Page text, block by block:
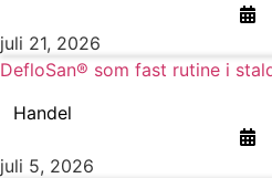
juli 21, 2026
DefloSan® som fast rutine i
Handel
juli 5, 2026